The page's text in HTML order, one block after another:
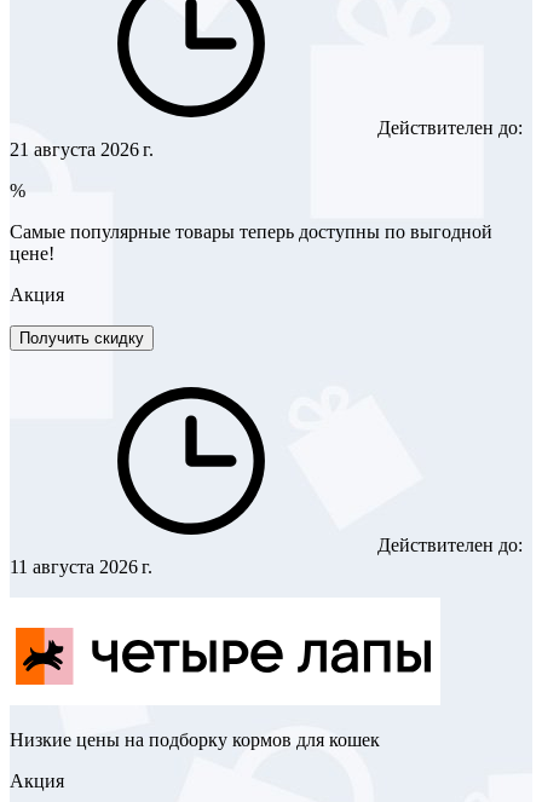
Действителен до:
21 августа 2026 г.
%
Самые популярные товары теперь доступны по выгодной
цене!
Акция
Получить скидку
Действителен до:
11 августа 2026 г.
Низкие цены на подборку кормов для кошек
Акция